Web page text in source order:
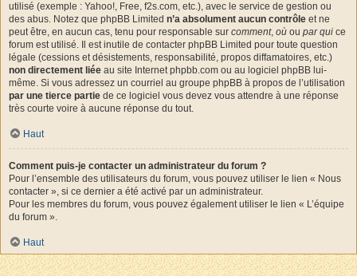
utilisé (exemple : Yahoo!, Free, f2s.com, etc.), avec le service de gestion ou
des abus. Notez que phpBB Limited n’a absolument aucun contrôle et ne
peut être, en aucun cas, tenu pour responsable sur comment, où ou par qui ce
forum est utilisé. Il est inutile de contacter phpBB Limited pour toute question
légale (cessions et désistements, responsabilité, propos diffamatoires, etc.)
non directement liée au site Internet phpbb.com ou au logiciel phpBB lui-
même. Si vous adressez un courriel au groupe phpBB à propos de l’utilisation
par une tierce partie de ce logiciel vous devez vous attendre à une réponse
très courte voire à aucune réponse du tout.
Haut
Comment puis-je contacter un administrateur du forum ?
Pour l’ensemble des utilisateurs du forum, vous pouvez utiliser le lien « Nous
contacter », si ce dernier a été activé par un administrateur.
Pour les membres du forum, vous pouvez également utiliser le lien « L’équipe
du forum ».
Haut